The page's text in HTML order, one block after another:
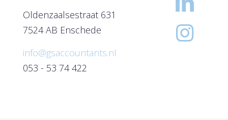
Oldenzaalsestraat 631
7524 AB Enschede
info@gsaccountants.nl
053 - 53 74 422